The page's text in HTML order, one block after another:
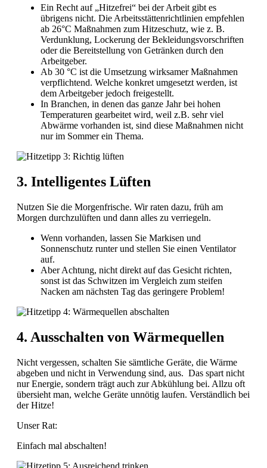
Ein Recht auf „Hitzefrei“ bei der Arbeit gibt es
übrigens nicht. Die Arbeitsstättenrichtlinien empfehlen
ab 26°C Maßnahmen zum Hitzeschutz, wie z. B.
Verdunklung, Lockerung der Bekleidungsvorschriften
oder die Bereitstellung von Getränken durch den
Arbeitgeber.
Ab 30 °C ist die Umsetzung wirksamer Maßnahmen
verpflichtend. Welche konkret umgesetzt werden, ist
dem Arbeitgeber jedoch freigestellt.
In Branchen, in denen das ganze Jahr bei hohen
Temperaturen gearbeitet wird, weil z.B. sehr viel
Abwärme vorhanden ist, sind diese Maßnahmen nicht
nur im Sommer ein Thema.
3. Intelligentes Lüften
Nutzen Sie die Morgenfrische. Wir raten dazu, früh am
Morgen durchzulüften und dann alles zu verriegeln.
Wenn vorhanden, lassen Sie Markisen und
Sonnenschutz runter und stellen Sie einen Ventilator
auf.
Aber Achtung, nicht direkt auf das Gesicht richten,
sonst ist das Schwitzen im Vergleich zum steifen
Nacken am nächsten Tag das geringere Problem!
4. Ausschalten von Wärmequellen
Nicht vergessen, schalten Sie sämtliche Geräte, die Wärme
abgeben und nicht in Verwendung sind, aus. Das spart nicht
nur Energie, sondern trägt auch zur Abkühlung bei. Allzu oft
übersieht man, welche Geräte unnötig laufen. Verständlich bei
der Hitze!
Unser Rat:
Einfach mal abschalten!